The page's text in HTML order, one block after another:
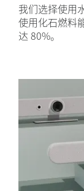
我们选择使用
使用化石燃料
达 80%。